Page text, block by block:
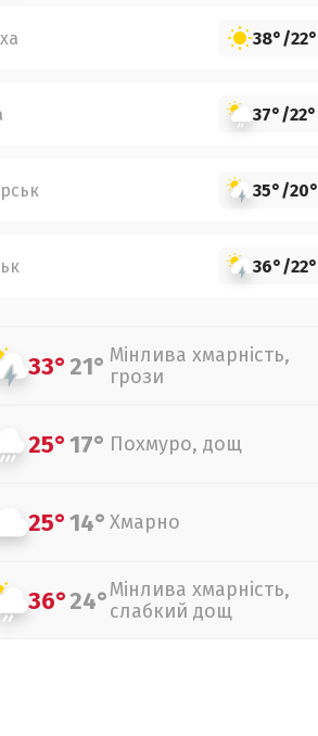
38°/22°
37°/22°
35°/20°
36°/22°
33°21° Мінлива хмарність,
грози
25°17° Похмуро, дощ
25°14° Хмарно
36°24°Мінлива хмарність,
слабкий дощ